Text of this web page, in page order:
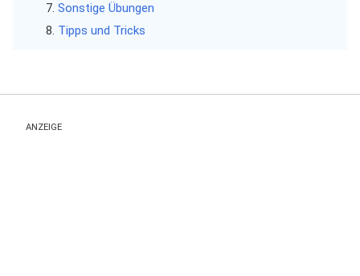
Sonstige Übungen
Tipps und Tricks
ANZEIGE